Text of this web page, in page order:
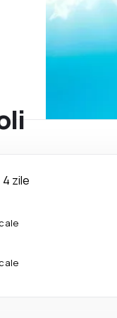
4 zile